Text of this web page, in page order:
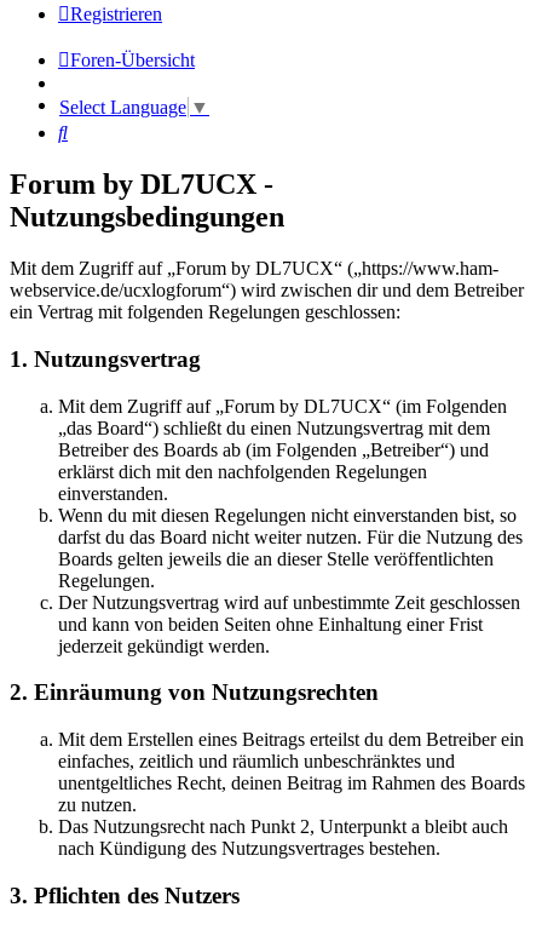
Registrieren
Foren-Übersicht
Select Language ▼
Suche
Forum by DL7UCX -
Nutzungsbedingungen
Mit dem Zugriff auf „Forum by DL7UCX“ („https://www.ham-
webservice.de/ucxlogforum“) wird zwischen dir und dem Betreiber
ein Vertrag mit folgenden Regelungen geschlossen:
1. Nutzungsvertrag
Mit dem Zugriff auf „Forum by DL7UCX“ (im Folgenden
„das Board“) schließt du einen Nutzungsvertrag mit dem
Betreiber des Boards ab (im Folgenden „Betreiber“) und
erklärst dich mit den nachfolgenden Regelungen
einverstanden.
Wenn du mit diesen Regelungen nicht einverstanden bist, so
darfst du das Board nicht weiter nutzen. Für die Nutzung des
Boards gelten jeweils die an dieser Stelle veröffentlichten
Regelungen.
Der Nutzungsvertrag wird auf unbestimmte Zeit geschlossen
und kann von beiden Seiten ohne Einhaltung einer Frist
jederzeit gekündigt werden.
2. Einräumung von Nutzungsrechten
Mit dem Erstellen eines Beitrags erteilst du dem Betreiber ein
einfaches, zeitlich und räumlich unbeschränktes und
unentgeltliches Recht, deinen Beitrag im Rahmen des Boards
zu nutzen.
Das Nutzungsrecht nach Punkt 2, Unterpunkt a bleibt auch
nach Kündigung des Nutzungsvertrages bestehen.
3. Pflichten des Nutzers